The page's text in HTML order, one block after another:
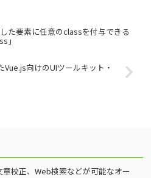
た要素に任意のclassを付与できる
」
向けのUIツールキット・
校正、Web検索などが可能なオー